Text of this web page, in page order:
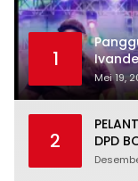
1
Mei 19,
2
DPD